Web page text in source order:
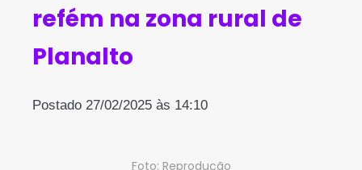
refém na zona rural de
Planalto
Postado 27/02/2025 às 14:10
Foto: Reprodução